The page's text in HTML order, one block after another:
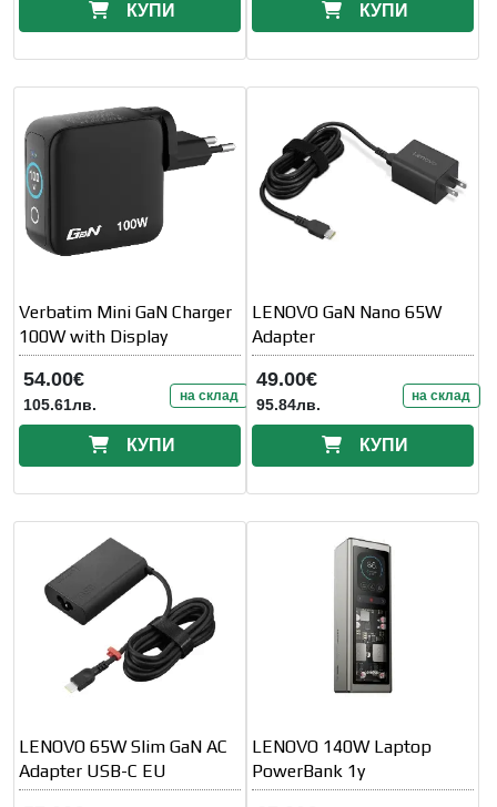
КУПИ КУПИ
Verbatim Mini GaN Charger
100W with Display
54.00€
105.61лв. на склад
КУПИ
LENOVO GaN Nano 65W
Adapter
49.00€
95.84лв. на склад
КУПИ
LENOVO 65W Slim GaN AC
Adapter USB-C EU
LENOVO 140W Laptop
PowerBank 1y